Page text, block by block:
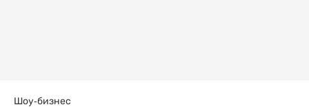
Шоу-бизнес